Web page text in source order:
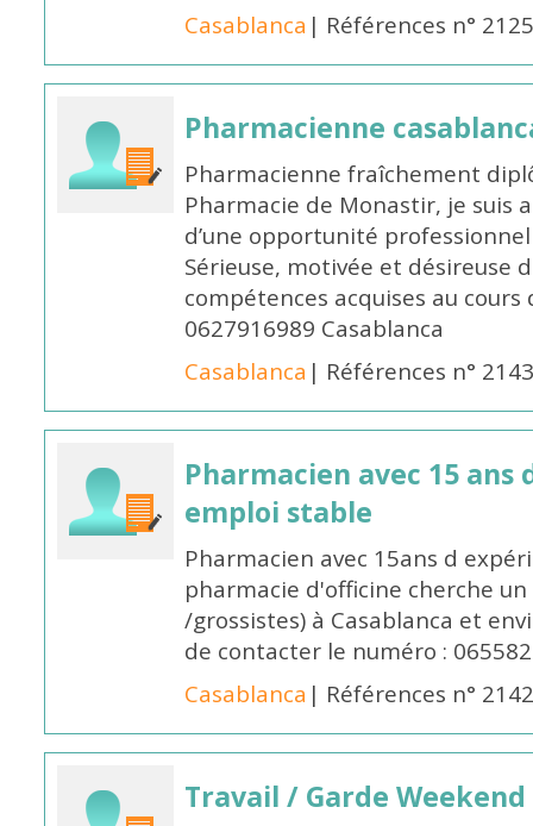
Casablanca | Références n°
Pharmacienne
Pharmacienne fraîchement
Pharmacie de Monastir, je suis
d’une opportunité
Sérieuse, motivée et désireuse
compétences acquises au
0627916989 Casablanca
Casablanca | Références n°
Pharmacien avec 15
emploi stable
Pharmacien avec 15ans d
pharmacie d'officine cherche
/grossistes) à Casablanca et
de contacter le numéro :
Casablanca | Références n°
Travail / Garde Weekend